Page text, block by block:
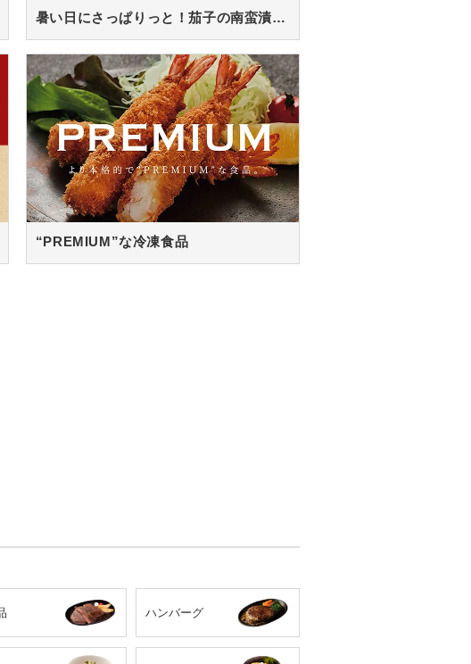
暑い日にさっぱりっと！茄子の南蛮漬け！
“PREMIUM”な冷凍食品
ハンバーグ